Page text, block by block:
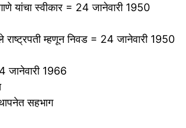
यांचा स्वीकार = 24 जानेवारी 1950
राष्ट्रपती म्हणून निवड = 24 जानेवारी 1950
जानेवारी 1966
सहभाग